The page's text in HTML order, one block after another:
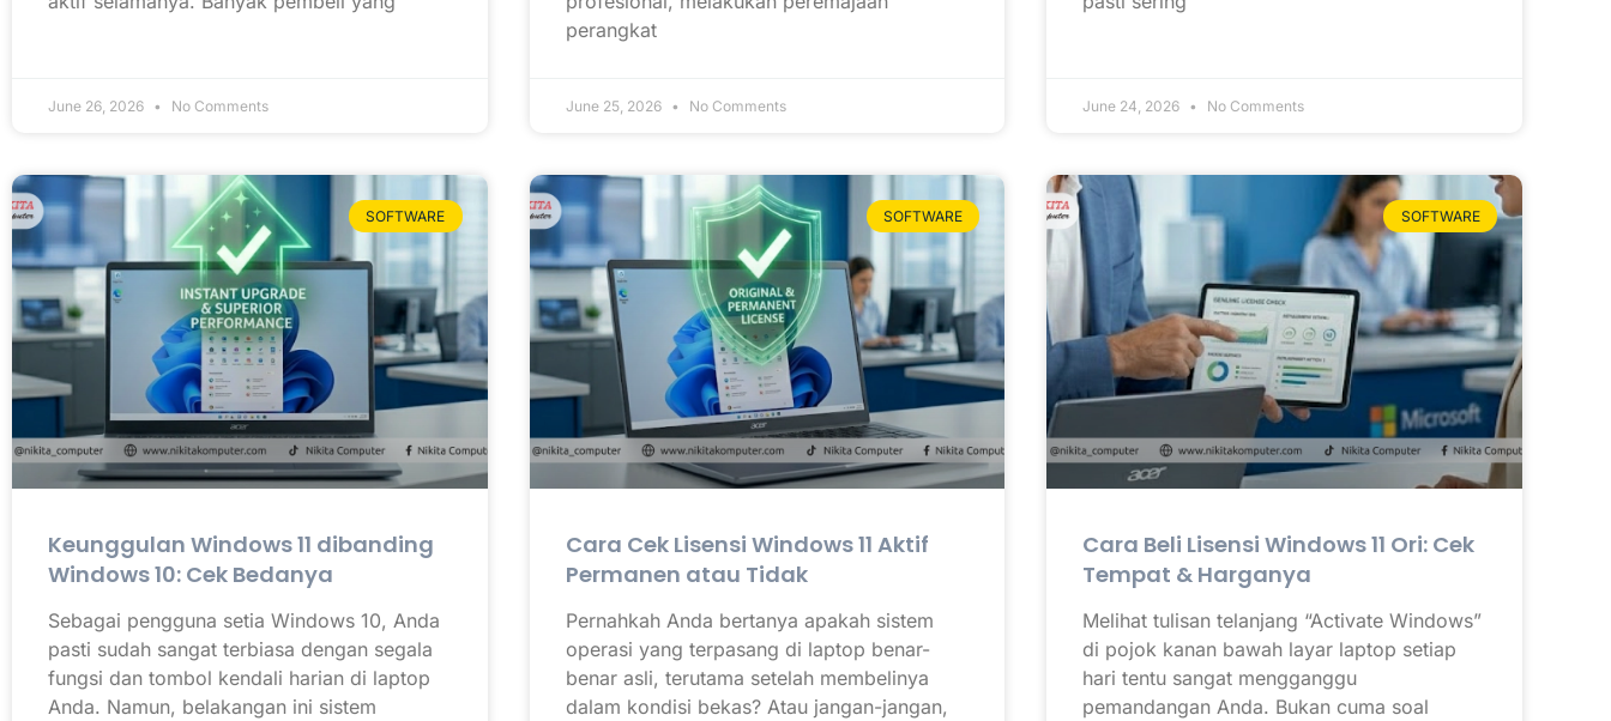
June 26, 2026 No Comments
perangkat
June 25, 2026 No Comments June 24, 2026 No Comments
SOFTWARE
Keunggulan Windows 11 dibanding
Windows 10: Cek Bedanya
Sebagai pengguna setia Windows 10, Anda
pasti sudah sangat terbiasa dengan segala
fungsi dan tombol kendali harian di laptop
Anda. Namun, belakangan ini sistem
SOFTWARE
Cara Cek Lisensi Windows 11 Aktif
Permanen atau Tidak
Pernahkah Anda bertanya apakah sistem
operasi yang terpasang di laptop benar-
benar asli, terutama setelah membelinya
dalam kondisi bekas? Atau jangan-jangan,
SOFTWARE
Cara Beli Lisensi Windows 11 Ori: Cek
Tempat & Harganya
Melihat tulisan telanjang “Activate Windows”
di pojok kanan bawah layar laptop setiap
hari tentu sangat mengganggu
pemandangan Anda. Bukan cuma soal